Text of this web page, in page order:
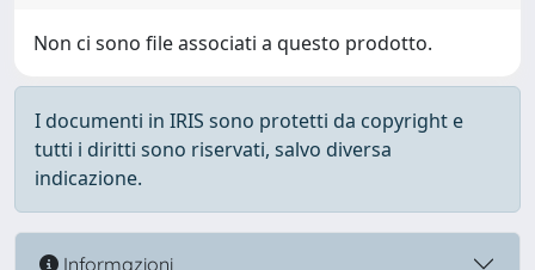
Non ci sono file associati a questo prodotto.
I documenti in IRIS sono protetti da copyright e
tutti i diritti sono riservati, salvo diversa
indicazione.
Informazioni